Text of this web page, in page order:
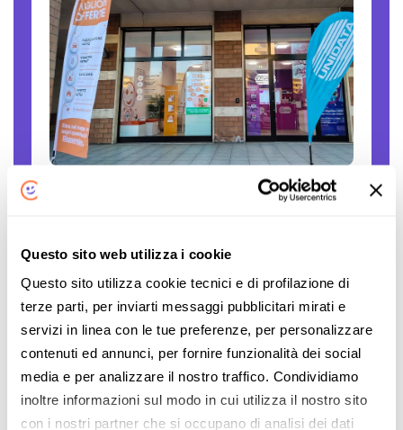
Questo sito web utilizza i cookie
Questo sito utilizza cookie tecnici e di profilazione di
terze parti, per inviarti messaggi pubblicitari mirati e
servizi in linea con le tue preferenze, per personalizzare
contenuti ed annunci, per fornire funzionalità dei social
media e per analizzare il nostro traffico. Condividiamo
inoltre informazioni sul modo in cui utilizza il nostro sito
con i nostri partner che si occupano di analisi dei dati